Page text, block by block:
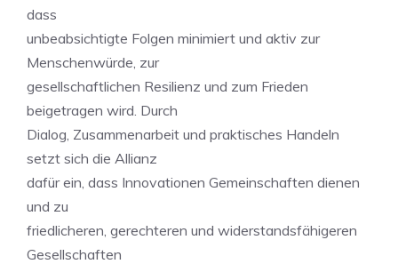
dass
unbeabsichtigte Folgen minimiert und aktiv zur
Menschenwürde, zur
gesellschaftlichen Resilienz und zum Frieden
beigetragen wird. Durch
Dialog, Zusammenarbeit und praktisches Handeln
setzt sich die Allianz
dafür ein, dass Innovationen Gemeinschaften dienen
und zu
friedlicheren, gerechteren und widerstandsfähigeren
Gesellschaften